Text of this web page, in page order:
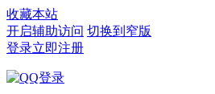
收藏本站
开启辅助访问 切换到窄版
登录立即注册